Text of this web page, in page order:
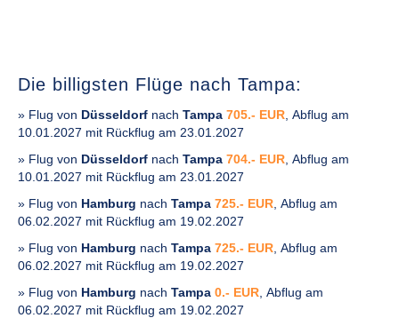
Die billigsten Flüge nach Tampa:
» Flug von Düsseldorf nach Tampa 705.- EUR , Abflug am
10.01.2027 mit Rückflug am 23.01.2027
» Flug von Düsseldorf nach Tampa 704.- EUR , Abflug am
10.01.2027 mit Rückflug am 23.01.2027
» Flug von Hamburg nach Tampa 725.- EUR , Abflug am
06.02.2027 mit Rückflug am 19.02.2027
» Flug von Hamburg nach Tampa 725.- EUR , Abflug am
06.02.2027 mit Rückflug am 19.02.2027
» Flug von Hamburg nach Tampa 0.- EUR , Abflug am
06.02.2027 mit Rückflug am 19.02.2027